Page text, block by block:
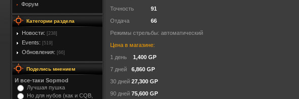
Форум
Категории раздела
Новости: [238]
Events: [519]
Обновления: [66]
Поделись мнением
И все-таки Sopmod
Лучшая пушка
Но для нубов (как и CQB,
Точность 91
Отдача 66
Режимы стрельбы: автоматический
Цена в магазине:
1 день
1,400 GP
7 дней 6,860 GP
30 дней 27,300 GP
90 дней 75,600 GP